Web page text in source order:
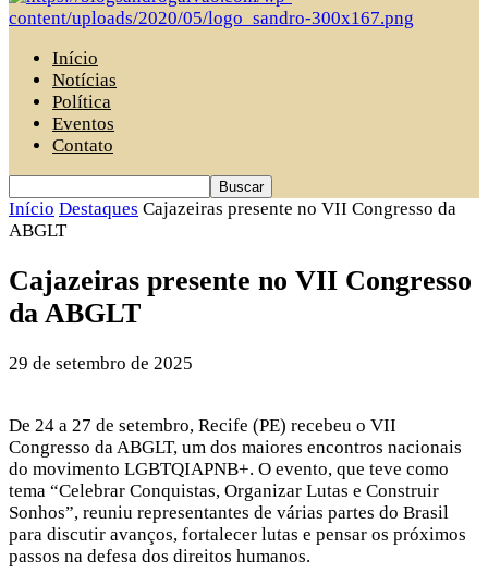
Início
Notícias
Política
Eventos
Contato
Início Destaques Cajazeiras presente no VII Congresso da
ABGLT
Cajazeiras presente no VII Congresso
da ABGLT
29 de setembro de 2025
De 24 a 27 de setembro, Recife (PE) recebeu o VII
Congresso da ABGLT, um dos maiores encontros nacionais
do movimento LGBTQIAPNB+. O evento, que teve como
tema “Celebrar Conquistas, Organizar Lutas e Construir
Sonhos”, reuniu representantes de várias partes do Brasil
para discutir avanços, fortalecer lutas e pensar os próximos
passos na defesa dos direitos humanos.